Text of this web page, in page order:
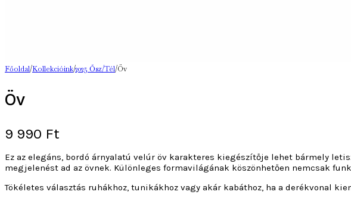
Főoldal/Kollekcióink/2025 Ősz/Tél/Öv
Öv
9 990 Ft
Ez az elegáns, bordó árnyalatú velúr öv karakteres kiegészítője lehet bármely
megjelenést ad az övnek. Különleges formavilágának köszönhetően nemcsak
Tökéletes választás ruhákhoz, tunikákhoz vagy akár kabáthoz, ha a derékvonal